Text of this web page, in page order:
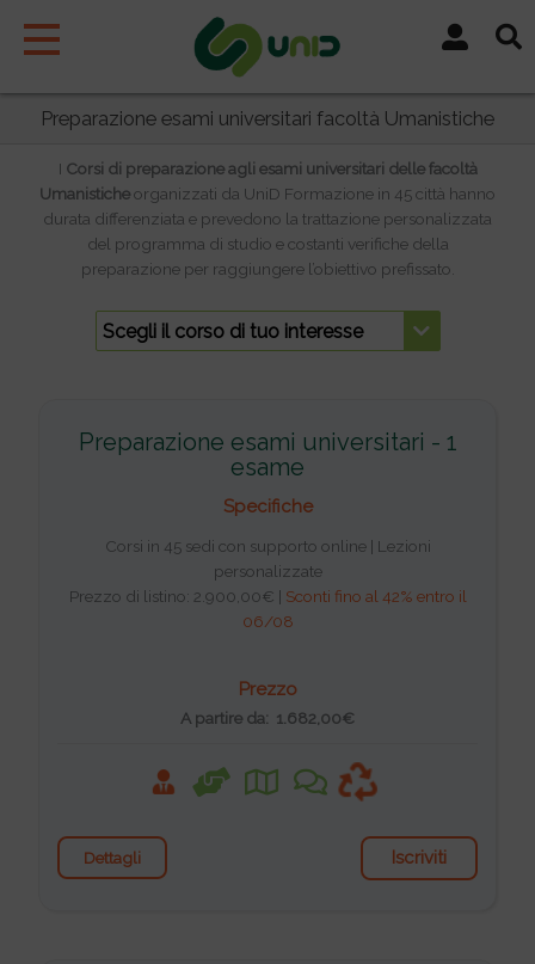
contenuto
Preparazione esami universitari facoltà Umanistiche
I Corsi di preparazione agli esami universitari delle facoltà
Umanisticheorganizzati da UniD Formazione in 45 città hanno
durata differenziata e prevedono la trattazione personalizzata
del programma di studio e costanti verifiche della
preparazione per raggiungere l’obiettivo prefissato.
Scegli il corso di tuo interesse
Preparazione esami universitari - 1
esame
Specifiche
Corsi in 45 sedi con supporto online | Lezioni
personalizzate
Prezzo di listino: 2.900,00€ | Sconti fino al 42% entro il
06/08
Prezzo
A partire da: 1.682,00€
Dettagli Iscriviti